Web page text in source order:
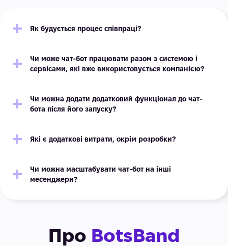
Як будується процес співпраці?
Чи може чат-бот працювати разом з системою і
сервісами, які вже використовується компанією?
Чи можна додати додатковий функціонал до чат-
бота після його запуску?
Які є додаткові витрати, окрім розробки?
Чи можна масштабувати чат-бот на інші
месенджери?
Про BotsBand